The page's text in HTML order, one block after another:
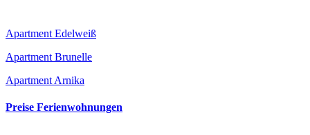
Apartment Edelweiß
Apartment Brunelle
Apartment Arnika
Preise Ferienwohnungen